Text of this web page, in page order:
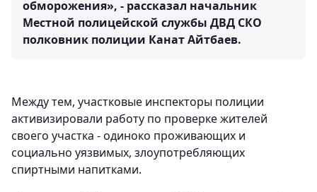
обморожения», - рассказал начальник
Местной полицейской службы ДВД СКО
полковник полиции Канат Айтбаев.
Между тем, участковые инспекторы полиции
активизировали работу по проверке жителей
своего участка - одиноко проживающих и
социально уязвимых, злоупотребляющих
спиртными напитками.